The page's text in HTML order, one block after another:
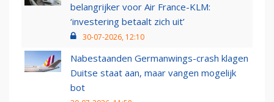
belangrijker voor Air France-KLM:
‘investering betaalt zich uit’
30-07-2026, 12:10
Nabestaanden Germanwings-crash klagen
Duitse staat aan, maar vangen mogelijk
bot